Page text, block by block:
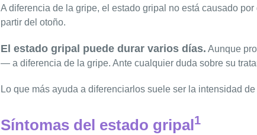
A diferencia de la gripe, el estado gripal no está causado
partir del otoño.
El estado gripal puede durar varios días. Aunque
— a diferencia de la gripe. Ante cualquier duda sobre su
Lo que más ayuda a diferenciarlos suele ser la intensidad
Síntomas del estado gripal1